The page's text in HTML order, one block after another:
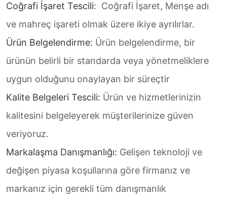
Coğrafi İşaret Tescili: Coğrafi İşaret, Menşe adı
ve mahreç işareti olmak üzere ikiye ayrılırlar.
Ürün Belgelendirme: Ürün belgelendirme, bir
ürünün belirli bir standarda veya yönetmeliklere
uygun olduğunu onaylayan bir süreçtir
Kalite Belgeleri Tescili: Ürün ve hizmetlerinizin
kalitesini belgeleyerek müşterilerinize güven
veriyoruz.
Markalaşma Danışmanlığı: Gelişen teknoloji ve
değişen piyasa koşullarına göre firmanız ve
markanız için gerekli tüm danışmanlık